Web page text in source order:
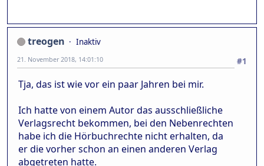
treogen
Inaktiv
#1
21. November 2018, 14:01:10
Tja, das ist wie vor ein paar Jahren bei mir.
Ich hatte von einem Autor das ausschließliche
Verlagsrecht bekommen, bei den Nebenrechten
habe ich die Hörbuchrechte nicht erhalten, da
er die vorher schon an einen anderen Verlag
abgetreten hatte.